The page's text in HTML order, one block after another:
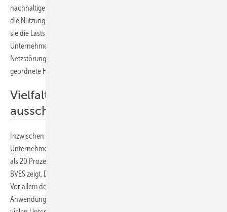
nachhaltiger aufstellen wollen. Denn die Speichersysteme erhöhen
die Nutzung des selbst produzierten Solarstroms vor Ort genauso, wie
sie die Lastspitzen abfangen können. Dadurch sparen die
Unternehmen viel Geld für den Stromanschluss. Aber auch bei
Netzstörungen sichern die Speicher die Produktionsabläufe oder das
geordnete Herunterfahren der Produktion ab.
Vielfalt der Anwendungen
ausschöpfen
Inzwischen sind in Deutschland schon über 12.000 Speicher bei
Unternehmen im Einsatz. Das Marktsegment wächst jährlich um mehr
als 20 Prozent – Tendenz steigend –, wie die Branchenanalyse des
BVES zeigt. Dennoch seien viele Potenziale bisher nicht ausgeschöpft.
Vor allem der wirtschaftliche Nutzen und die technische Vielfalt an
Anwendungsmöglichkeiten seien aus Sicht der Branchenvertreter bei